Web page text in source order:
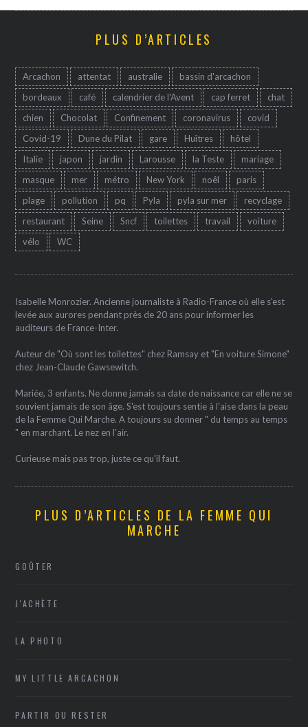
PLUS D’ARTICLES
Arcachon attentat australie
bassin d'arcachon
bordeaux
café calendrier de l'Avent cap ferret
chat
chien
Chocolat Confinement coronavirus
covid
Covid-19
Dune du Pilat gare Huîtres
hôtel
Italie
japon jardin Larousse la Teste
mariage
masque
mer métro New York noêl
paris
plage
pollution pq Pyla pyla sur mer
recyclage
restaurant
Seine Sncf toilettes travail
voiture
vélo
WC
Isabelle Monrozier. Ancienne journaliste à Radio-France où elle s'est
levée aux aurores pendant près de 20 ans pour informer les
auditeurs de France-Inter.
Auteur de "Où sont les toilettes" chez Ramsay et "En voiture Simone"
chez Jean-Claude Gawsewitch.
Mariée, 3 enfants. Ne donne jamais sa date de naissance car elle ne se
souvient jamais de son âge. S'est toujours sentie à l'aise dans la peau
de la Femme Qui Marche. A toujours su donner " du temps au temps
" en marchant. Le nez en l'air.
Curieuse mais pas trop, juste ce qu'il faut.
PLUS D’ARTICLES DE LA FEMME QUI
MARCHE
GOÛTER
J'ACHÈTE
LA PHOTO
MY LITTLE ARCACHON
PARTIR OU RESTER